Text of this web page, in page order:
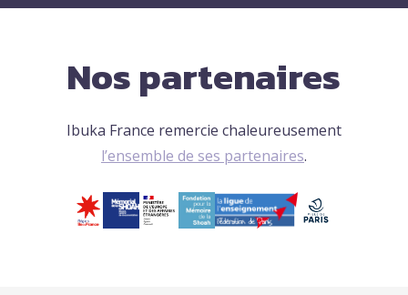
Nos partenaires
Ibuka France remercie chaleureusement
l’ensemble de ses partenaires.